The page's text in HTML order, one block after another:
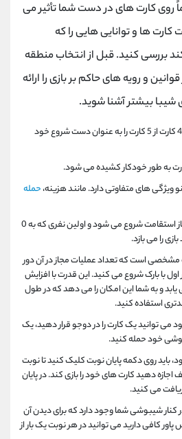
روی کارت های در دست شما تأثیر می
کارت ها و توانایی هایی را که
بررسی کنید. قبل از انتخاب منطقه
و رویه های حاکم بر بازی را ارائه
شیبا بیشتر آشنا شوید.
در ابتدا، شما می توانید 4 کارت از 5 کارت را به عنوان دست شروع خود
به طور خودکار کشیده می شود.
ویژگی های متفاوتی دارد. مانند هزینه،حمله
هر شیبوشی با 30 امتیاز استقامت شروع می شود و اولین نفری که به 0
را می بازد.
مشخصی است که تعداد عملیات مجاز در آن دور
با بارک شروع می کنید. این قدرت با افزایش
و به شما این امکان را می دهد که در طول
استفاده کنید.
می توانید یک کارت را در دوجو قرار دهید، یک
خود حمله کنید.
باید روی دکمه پایان نوبت کلیک کنید تا نوبت
دهید کارت های خود را بازی کند. در پایان
می کنید.
کنار شیبوشی شما وجود دارد که برای دیدن آن
پاور کافی دارید می توانید در هر نوبت یک بار از